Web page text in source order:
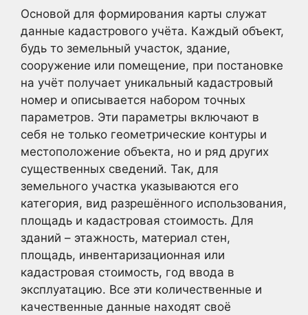
Основой для формирования карты служат
данные кадастрового учёта. Каждый объект,
будь то земельный участок, здание,
сооружение или помещение, при постановке
на учёт получает уникальный кадастровый
номер и описывается набором точных
параметров. Эти параметры включают в
себя не только геометрические контуры и
местоположение объекта, но и ряд других
существенных сведений. Так, для
земельного участка указываются его
категория, вид разрешённого использования,
площадь и кадастровая стоимость. Для
зданий – этажность, материал стен,
площадь, инвентаризационная или
кадастровая стоимость, год ввода в
эксплуатацию. Все эти количественные и
качественные данные находят своё